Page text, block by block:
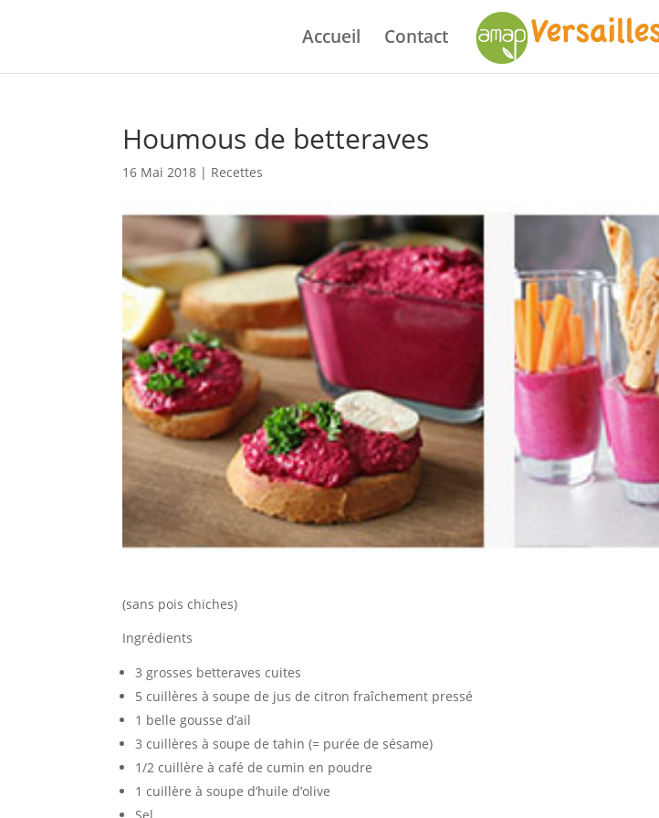
Accueil Contact
Houmous de betteraves
16 Mai 2018 | Recettes
(sans pois chiches)
Ingrédients
3 grosses betteraves cuites
5 cuillères à soupe de jus de citron fraîchement pressé
1 belle gousse d’ail
3 cuillères à soupe de tahin (= purée de sésame)
1/2 cuillère à café de cumin en poudre
1 cuillère à soupe d’huile d’olive